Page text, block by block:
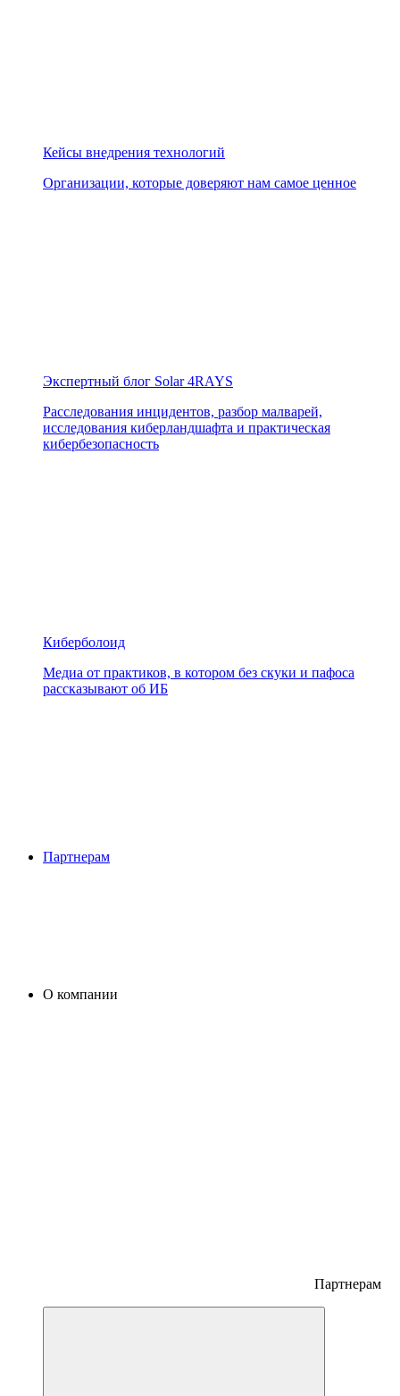
Кейсы внедрения технологий
Организации, которые доверяют нам самое ценное
Экспертный блог Solar 4RAYS
Расследования инцидентов, разбор малварей,
исследования киберландшафта и практическая
кибербезопасность
Киберболоид
Медиа от практиков, в котором без скуки и пафоса
рассказывают об ИБ
Партнерам
О компании
Партнерам